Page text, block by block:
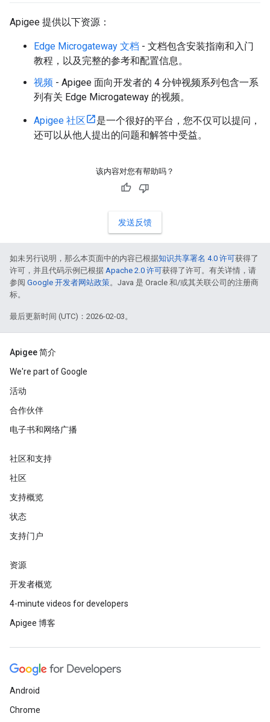
Apigee 提供以下资源：
Edge Microgateway 文档 - 文档包含安装指南和入门
教程，以及完整的参考和配置信息。
视频 - Apigee 面向开发者的 4 分钟视频系列包含一系
列有关 Edge Microgateway 的视频。
Apigee 社区
是一个很好的平台，您不仅可以提问，
还可以从他人提出的问题和解答中受益。
该内容对您有帮助吗？
发送反馈
如未另行说明，那么本页面中的内容已根据知识共享署名 4.0 许可获得了
许可，并且代码示例已根据 Apache 2.0 许可获得了许可。有关详情，请
参阅 Google 开发者网站政策。Java 是 Oracle 和/或其关联公司的注册商
标。
最后更新时间 (UTC)：2026-02-03。
Apigee 简介
We're part of Google
活动
合作伙伴
电子书和网络广播
社区和支持
社区
支持概览
状态
支持门户
资源
开发者概览
4-minute videos for developers
Apigee 博客
Android
Chrome